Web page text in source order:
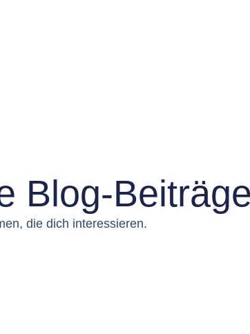
Blog-Beiträge
die dich interessieren.